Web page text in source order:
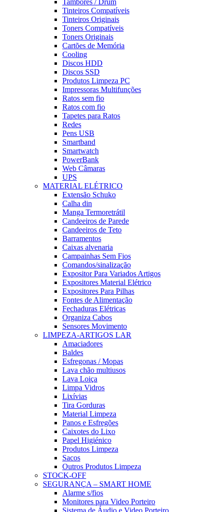
Tinteiros Compatíveis
Tinteiros Originais
Toners Compatíveis
Toners Originais
Cartões de Memória
Cooling
Discos HDD
Discos SSD
Produtos Limpeza PC
Impressoras Multifunções
Ratos sem fio
Ratos com fio
Tapetes para Ratos
Redes
Pens USB
Smartband
Smartwatch
PowerBank
Web Câmaras
UPS
MATERIAL ELÉTRICO
Extensão Schuko
Calha din
Manga Termoretrátil
Candeeiros de Parede
Candeeiros de Teto
Barramentos
Caixas alvenaria
Campainhas Sem Fios
Comandos/sinalização
Expositor Para Variados Artigos
Expositores Material Elétrico
Expositores Para Pilhas
Fontes de Alimentação
Fechaduras Elétricas
Organiza Cabos
Sensores Movimento
LIMPEZA-ARTIGOS LAR
Amaciadores
Baldes
Esfregonas / Mopas
Lava chão multiusos
Lava Loiça
Limpa Vidros
Lixívias
Tira Gorduras
Material Limpeza
Panos e Esfregões
Caixotes do Lixo
Papel Higiénico
Produtos Limpeza
Sacos
Outros Produtos Limpeza
STOCK-OFF
SEGURANÇA – SMART HOME
Alarme s/fios
Monitores para Video Porteiro
Sistema de Áudio e Video Porteiro